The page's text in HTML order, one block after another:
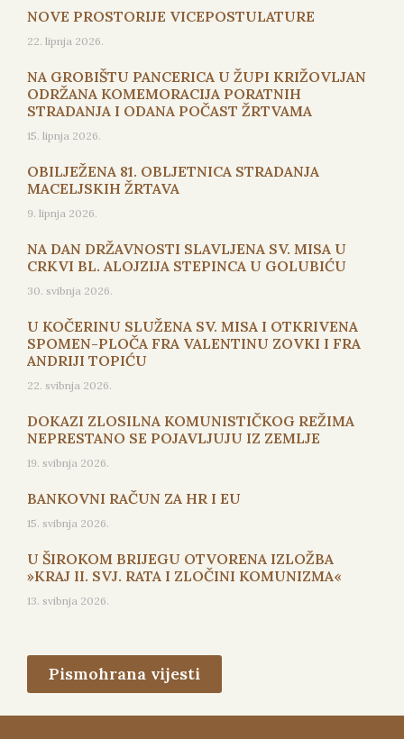
NOVE PROSTORIJE VICEPOSTULATURE
22. lipnja 2026.
NA GROBIŠTU PANCERICA U ŽUPI KRIŽOVLJAN
ODRŽANA KOMEMORACIJA PORATNIH
STRADANJA I ODANA POČAST ŽRTVAMA
15. lipnja 2026.
OBILJEŽENA 81. OBLJETNICA STRADANJA
MACELJSKIH ŽRTAVA
9. lipnja 2026.
NA DAN DRŽAVNOSTI SLAVLJENA SV. MISA U
CRKVI BL. ALOJZIJA STEPINCA U GOLUBIĆU
30. svibnja 2026.
U KOČERINU SLUŽENA SV. MISA I OTKRIVENA
SPOMEN-PLOČA FRA VALENTINU ZOVKI I FRA
ANDRIJI TOPIĆU
22. svibnja 2026.
DOKAZI ZLOSILNA KOMUNISTIČKOG REŽIMA
NEPRESTANO SE POJAVLJUJU IZ ZEMLJE
19. svibnja 2026.
BANKOVNI RAČUN ZA HR I EU
15. svibnja 2026.
U ŠIROKOM BRIJEGU OTVORENA IZLOŽBA
»KRAJ II. SVJ. RATA I ZLOČINI KOMUNIZMA«
13. svibnja 2026.
Pismohrana vijesti